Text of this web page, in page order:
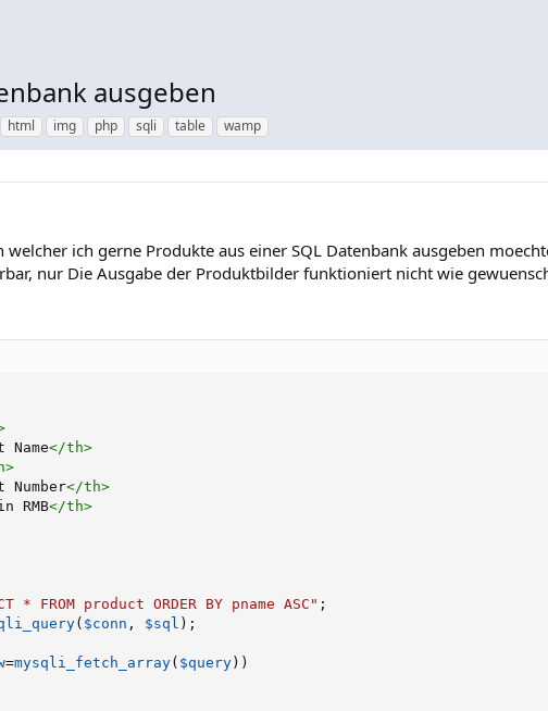
ausgeben
html img php sqli table wamp
welcher ich gerne Produkte aus einer SQL Datenbank ausgeben
nur Die Ausgabe der Produktbilder funktioniert nicht wie
Name</th>
>
Number</th>
RMB</th>
* FROM product ORDER BY pname ASC" ;
( $conn , $sql ) ;
=mysqli_fetch_array( $query) )